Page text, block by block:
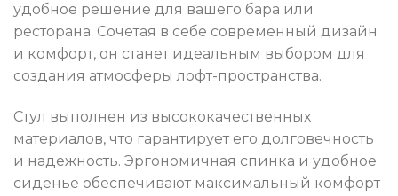
удобное решение для вашего бара или
ресторана. Сочетая в себе современный дизайн
и комфорт, он станет идеальным выбором для
создания атмосферы лофт-пространства.
Стул выполнен из высококачественных
материалов, что гарантирует его долговечность
и надежность. Эргономичная спинка и удобное
сиденье обеспечивают максимальный комфорт